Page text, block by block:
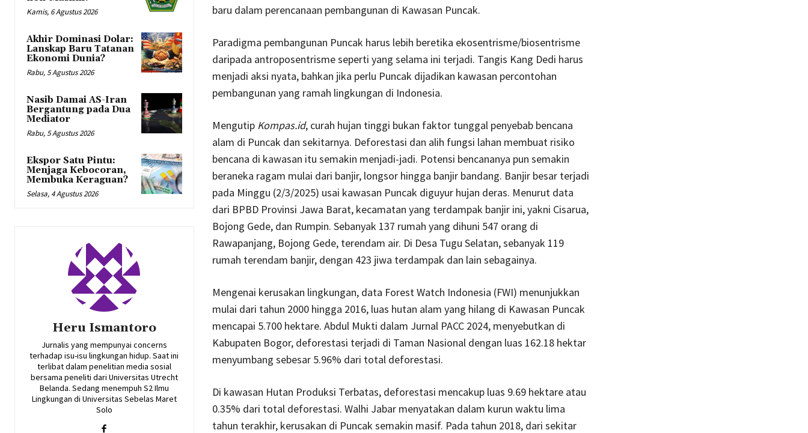
Kamis, 6 Agustus 2026
Akhir Dominasi Dolar:
Lanskap Baru Tatanan
Ekonomi Dunia?
Rabu, 5 Agustus 2026
Nasib Damai AS-Iran
Bergantung pada Dua
Mediator
Rabu, 5 Agustus 2026
Ekspor Satu Pintu:
Menjaga Kebocoran,
Membuka Keraguan?
Selasa, 4 Agustus 2026
Heru Ismantoro
Jurnalis yang mempunyai concerns
terhadap isu-isu lingkungan hidup. Saat ini
terlibat dalam penelitian media sosial
bersama peneliti dari Universitas Utrecht
Belanda. Sedang menempuh S2 Ilmu
Lingkungan di Universitas Sebelas Maret
Solo
baru dalam perencanaan pembangunan di Kawasan Puncak.
Paradigma pembangunan Puncak harus lebih beretika ekosentrisme/biosentrisme
daripada antroposentrisme seperti yang selama ini terjadi. Tangis Kang Dedi harus
menjadi aksi nyata, bahkan jika perlu Puncak dijadikan kawasan percontohan
pembangunan yang ramah lingkungan di Indonesia.
Mengutip Kompas.id, curah hujan tinggi bukan faktor tunggal penyebab bencana
alam di Puncak dan sekitarnya. Deforestasi dan alih fungsi lahan membuat risiko
bencana di kawasan itu semakin menjadi-jadi. Potensi bencananya pun semakin
beraneka ragam mulai dari banjir, longsor hingga banjir bandang. Banjir besar terjadi
pada Minggu (2/3/2025) usai kawasan Puncak diguyur hujan deras. Menurut data
dari BPBD Provinsi Jawa Barat, kecamatan yang terdampak banjir ini, yakni Cisarua,
Bojong Gede, dan Rumpin. Sebanyak 137 rumah yang dihuni 547 orang di
Rawapanjang, Bojong Gede, terendam air. Di Desa Tugu Selatan, sebanyak 119
rumah terendam banjir, dengan 423 jiwa terdampak dan lain sebagainya.
Mengenai kerusakan lingkungan, data Forest Watch Indonesia (FWI) menunjukkan
mulai dari tahun 2000 hingga 2016, luas hutan alam yang hilang di Kawasan Puncak
mencapai 5.700 hektare. Abdul Mukti dalam Jurnal PACC 2024, menyebutkan di
Kabupaten Bogor, deforestasi terjadi di Taman Nasional dengan luas 162.18 hektar
menyumbang sebesar 5.96% dari total deforestasi.
Di kawasan Hutan Produksi Terbatas, deforestasi mencakup luas 9.69 hektare atau
0.35% dari total deforestasi. Walhi Jabar menyatakan dalam kurun waktu lima
tahun terakhir, kerusakan di Puncak semakin masif. Pada tahun 2018, dari sekitar